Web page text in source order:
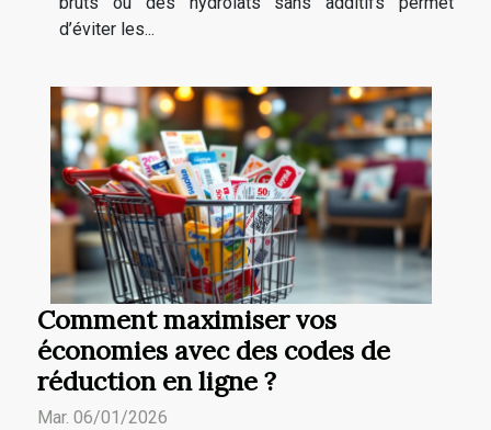
d’éviter les...
Comment maximiser vos
économies avec des codes de
réduction en ligne ?
Mar. 06/01/2026